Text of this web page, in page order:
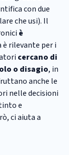
con due
che usi). Il
è
è rilevante per i
cercano di
o disagio, in
anche le
nelle decisioni
e
ci aiuta a